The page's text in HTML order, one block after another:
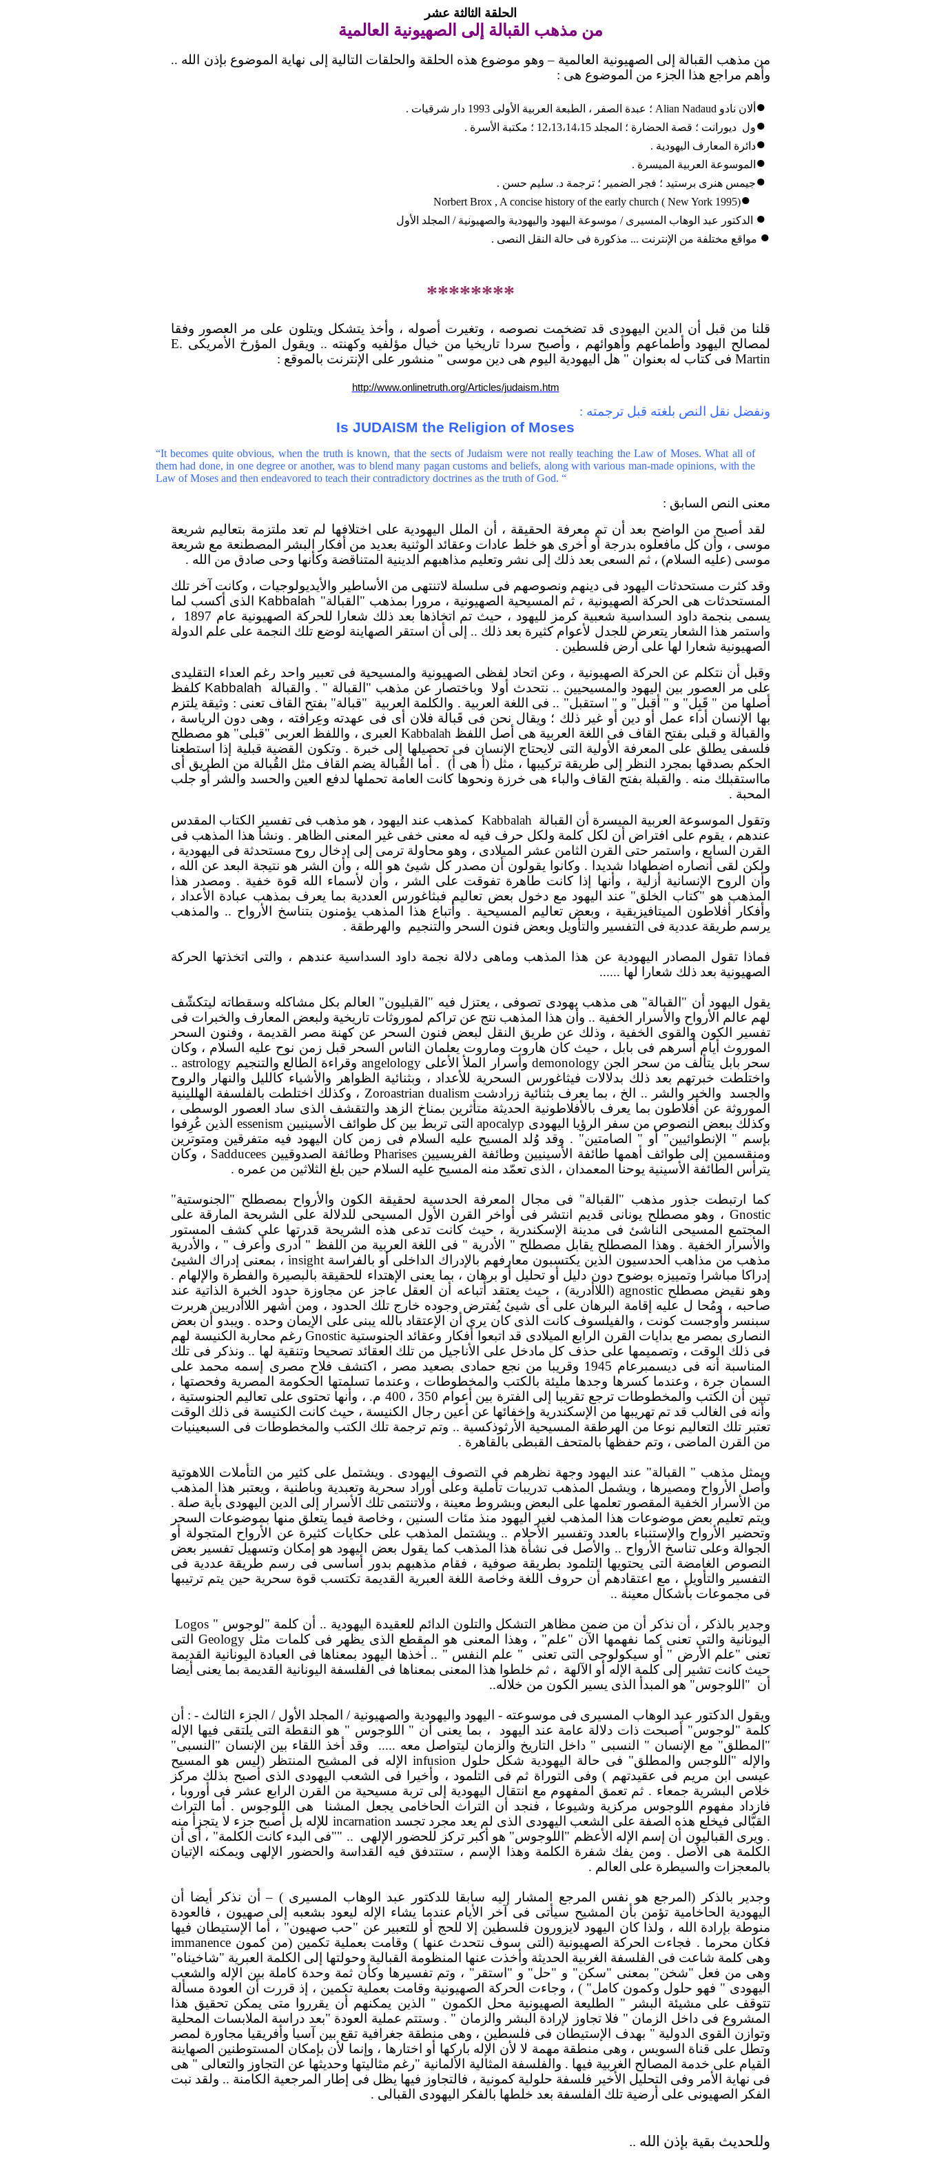
الحلقة الثالثة عشر
من مذهب القبالة إلى الصهيونية العالمية
من مذهب القبالة إلى الصهيونية العالمية – وهو موضوع هذه الحلقة والحلقات التالية إلى نهاية الموضوع بإذن الله ..
وأهم مراجع هذا الجزء من الموضوع هى :
● ألان نادو Alian Nadaud ؛ عبدة الصفر ، الطبعة العربية الأولى 1993 دار شرقيات .
●ول ديورانت ؛ قصة الحضارة ؛ المجلد 12،13،14،15 ؛ مكتبة الأسرة .
●دائرة المعارف اليهودية .
● الموسوعة العربية الميسرة .
●جيمس هنرى برستيد ؛ فجر الضمير ؛ ترجمة د. سليم حسن .
●
Norbert Brox , A concise history of the early church ( New York 1995)
● الدكتور عبد الوهاب المسيرى / موسوعة اليهود واليهودية والصهيونية / المجلد الأول
● مواقع مختلفة من الإنترنت ... مذكورة فى حالة النقل النصى .
********
قلنا من قبل أن الدين اليهودى قد تضخمت نصوصه ، وتغيرت أصوله ، وأخذ يتشكل ويتلون على مر العصور وفقا
لمصالح اليهود وأطماعهم وأهوائهم ، وأصبح سردا تاريخيا من خيال مؤلفيه وكهنته .. ويقول المؤرخ الأمريكى E.
Martin فى كتاب له بعنوان " هل اليهودية اليوم هى دين موسى " منشور على الإنترنت بالموقع :
http://www.onlinetruth.org/Articles/judaism.htm
ونفضل نقل النص بلغته قبل ترجمته :
Is JUDAISM the Religion of Moses
“It becomes quite obvious, when the truth is known, that the sects of Judaism were not really teaching the Law of Moses. What all of
them had done, in one degree or another, was to blend many pagan customs and beliefs, along with various man-made opinions, with the
Law of Moses and then endeavored to teach their contradictory doctrines as the truth of God. “
معنى النص السابق :
لقد أصبح من الواضح بعد أن تم معرفة الحقيقة ، أن الملل اليهودية على اختلافها لم تعد ملتزمة بتعاليم شريعة
موسى ، وأن كل مافعلوه بدرجة أو أخرى هو خلط عادات وعقائد الوثنية بعديد من أفكار البشر المصطنعة مع شريعة
موسى (عليه السلام) ، ثم السعى بعد ذلك إلى نشر وتعليم مذاهبهم الدينية المتناقضة وكأنها وحى صادق من الله .
وقد كثرت مستحدثات اليهود فى دينهم ونصوصهم فى سلسلة لاتنتهى من الأساطير والأيديولوجيات ، وكانت آخر تلك
المستحدثات هى الحركة الصهيونية ، ثم المسيحية الصهيونية ، مرورا بمذهب "القبالة" Kabbalah الذى أكسب لما
يسمى بنجمة داود السداسية شعبية كرمز لليهود ، حيث تم اتخاذها بعد ذلك شعارا للحركة الصهيونية عام 1897
،
واستمر هذا الشعار يتعرض للجدل لأعوام كثيرة بعد ذلك .. إلى أن استقر الصهاينة لوضع تلك النجمة على علم الدولة
الصهيونية شعارا لها على أرض فلسطين .
وقبل أن نتكلم عن الحركة الصهيونية ، وعن اتحاد لفظى الصهيونية والمسيحية فى تعبير واحد رغم العداء التقليدى
على مر العصور بين اليهود والمسيحيين .. نتحدث أولا
وباختصار عن مذهب "القبالة " . والقبالة Kabbalah كلفظ
أصلها من " قَبِل" و " أقبل" و " استقبل" .. فى اللغة العربية . والكلمة العربية
"قبالة" بفتح القاف تعنى : وثيقة يلتزم
بها الإنسان أداء عمل أو دين أو غير ذلك ؛ ويقال نحن فى قَبالة فلان أى فى عهدته وعِرافته ، وهى دون الرياسة ،
والقبالة و قبلى بفتح القاف فى اللغة العربية هى أصل اللفظ Kabbalah العبرى ، واللفظ العربى "قبلى" هو مصطلح
فلسفى يطلق على المعرفة الأولية التى لايحتاج الإنسان فى تحصيلها إلى خبرة . وتكون القضية قبلية إذا استطعنا
الحكم بصدقها بمجرد النظر إلى طريقة تركيبها ، مثل (أ هى أ)
. أما القُبالة يضم القاف مثل القُبالة من الطريق أى
مااستقبلك منه . والقبلة بفتح القاف والباء هى خرزة ونحوها كانت العامة تحملها لدفع العين والحسد والشر أو جلب
المحبة .
وتقول الموسوعة العربية الميسرة أن القبالة Kabbalah كمذهب عند اليهود ، هو مذهب فى تفسير الكتاب المقدس
عندهم ، يقوم على افتراض أن لكل كلمة ولكل حرف فيه له معنى خفى غير المعنى الظاهر . ونشأ هذا المذهب فى
القرن السابع ، واستمر حتى القرن الثامن عشر الميلادى ، وهو محاولة ترمى إلى إدخال روح مستحدثة فى اليهودية ،
ولكن لقى أنصاره اضطهادا شديدا . وكانوا يقولون أن مصدر كل شيئ هو الله ، وأن الشر هو نتيجة البعد عن الله ،
وأن الروح الإنسانية أزلية ، وأنها إذا كانت طاهرة تفوقت على الشر ، وأن لأسماء الله قوة خفية . ومصدر هذا
المذهب هو "كتاب الخلق" عند اليهود مع دخول بعض تعاليم فبثاغورس العددية بما يعرف بمذهب عبادة الأعداد ،
وأفكار أفلاطون الميتافيزيقية ، وبعض تعاليم المسيحية . وأتباع هذا المذهب يؤمنون بتناسخ الأرواح .. والمذهب
يرسم طريقة عددية فى التفسير والتأويل وبعض فنون السحر والتنجيم
والهرطقة .
فماذا تقول المصادر اليهودية عن هذا المذهب وماهى دلالة نجمة داود السداسية عندهم ، والتى اتخذتها الحركة
الصهيونية بعد ذلك شعارا لها ......
يقول اليهود أن "القبالة" هى مذهب يهودى تصوفى ، يعتزل فيه "القبليون" العالم بكل مشاكله وسقطاته ليتكشّف
لهم عالم الأرواح والأسرار الخفية .. وأن هذا المذهب نتج عن تراكم لموروثات تاريخية ولبعض المعارف والخبرات فى
تفسير الكون والقوى الخفية ، وذلك عن طريق النقل لبعض فنون السحر عن كهنة مصر القديمة ، وفنون السحر
الموروث أيام أسرهم فى بابل ، حيث كان هاروت وماروت يعلمان الناس السحر قبل زمن نوح عليه السلام ، وكان
سحر بابل يتألف من سحر الجن demonologyوأسرار الملأ الأعلىangelology وقراءة الطالع والتنجيم astrology
..
واختلطت خبرتهم بعد ذلك بدلالات فيثاغورس السحرية للأعداد ، وبثنائية الظواهر والأشياء كالليل والنهار والروح
والجسد
والخير والشر .. الخ ، بما يعرف بثنائية زرادشت Zoroastrian dualism ، وكذلك اختلطت بالفلسفة الهللينية
الموروثة عن أفلاطون بما يعرف بالأفلاطونية الحديثة متأثرين بمناخ الزهد والتقشف الذى ساد العصور الوسطى ،
وكذلك ببعض النصوص من سفر الرؤيا اليهودى apocalypالتى تربط بين كل طوائف الأسينيين essenism الذين عُرِفوا
بإسم " الإنطوائيين" أو " الصامتين" . وقد وُلد المسيح عليه السلام فى زمن كان اليهود فيه متفرقين ومتوترين
ومنقسمين إلى طوائف أهمها طائفة الأسينيين وطائفة الفريسيين Pharisesوطائفة الصدوقيين Sadducees ، وكان
يترأس الطائفة الأسينية يوحنا المعمدان ، الذى تعمّد منه المسيح عليه السلام حين بلغ الثلاثين من عمره .
كما ارتبطت جذور مذهب "القبالة" فى مجال المعرفة الحدسية لحقيقة الكون والأرواح بمصطلح "الجنوستية"
Gnostic ، وهو مصطلح يونانى قديم انتشر فى أواخر القرن الأول المسيحى للدلالة على الشريحة المارقة على
المجتمع المسيحى الناشئ فى مدينة الإسكندرية ، حيث كانت تدعى هذه الشريحة قدرتها على كشف المستور
والأسرار الخفية . وهذا المصطلح يقابل مصطلح " الأدرية " فى اللغة العربية من اللفظ " أدرى وأعرف " ، والأدرية
مذهب من مذاهب الحدسيون الذين يكتسبون معارفهم بالإدراك الداخلى أو بالفراسة insight ، بمعنى إدراك الشيئ
إدراكا مباشرا وتمييزه بوضوح دون دليل أو تحليل أو برهان ، بما يعنى الإهتداء للحقيقة بالبصيرة والفطرة والإلهام .
وهو نقيض مصطلحagnostic (اللاأدرية) ، حيث يعتقد أتباعه أن العقل عاجز عن مجاوزة حدود الخبرة الذاتية عند
صاحبه ، ومُحا ل عليه إقامة البرهان على أى شيئ يُفترض وجوده خارج تلك الحدود ، ومن أشهر اللاأدريين هربرت
سبنسر وأوجست كونت ، والفيلسوف كانت الذى كان يرى أن الإعتقاد بالله يبنى على الإيمان وحده . ويبدو أن بعض
النصارى بمصر مع بدايات القرن الرابع الميلادى قد اتبعوا أفكار وعقائد الجنوستية Gnosticرغم محاربة الكنيسة لهم
فى ذلك الوقت ، وتصميمها على حذف كل مادخل على الأناجيل من تلك العقائد تصحيحا وتنقية لها .. ونذكر فى تلك
المناسبة أنه فى ديسمبرعام 1945 وقريبا من نجع حمادى بصعيد مصر ، اكتشف فلاح مصرى إسمه محمد على
السمان جرة ، وعندما كسرها وجدها مليئة بالكتب والمخطوطات ، وعندما تسلمتها الحكومة المصرية وفحصتها ،
تبين أن الكتب والمخطوطات ترجع تقريبا إلى الفترة بين أعوام 350 ، 400 م. ، وأنها تحتوى على تعاليم الجنوستية ،
وأنه فى الغالب قد تم تهريبها من الإسكندرية وإخفائها عن أعين رجال الكنيسة ، حيث كانت الكنيسة فى ذلك الوقت
تعتبر تلك التعاليم نوعا من الهرطقة المسيحية الأرثوذكسية .. وتم ترجمة تلك الكتب والمخطوطات فى السبعينيات
من القرن الماضى ، وتم حفظها بالمتحف القبطى بالقاهرة .
ويمثل مذهب " القبالة" عند اليهود وجهة نظرهم فى التصوف اليهودى . ويشتمل على كثير من التأملات اللاهوتية
وأصل الأرواح ومصيرها ، ويشمل المذهب تدريبات تأملية وعلى أوراد سحرية وتعبدية وباطنية ، ويعتبر هذا المذهب
من الأسرار الخفية المقصور تعلمها على البعض وبشروط معينة ، ولاتنتمى تلك الأسرار إلى الدين اليهودى بأية صلة .
ويتم تعليم بعض موضوعات هذا المذهب لغير اليهود منذ مئات السنين ، وخاصة فيما يتعلق منها بموضوعات السحر
وتحضير الأرواح والإستنباء بالعدد وتفسير الأحلام .. ويشتمل المذهب على حكايات كثيرة عن الأرواح المتجولة أو
الجوالة وعلى تناسخ الأرواح .. والأصل فى نشأة هذا المذهب كما يقول بعض اليهود هو إمكان وتسهيل تفسير بعض
النصوص الغامضة التى يحتويها التلمود بطريقة صوفية ، فقام مذهبهم بدور أساسى فى رسم طريقة عددية فى
التفسير والتأويل ، مع اعتقادهم أن حروف اللغة وخاصة اللغة العبرية القديمة تكتسب قوة سحرية حين يتم ترتيبها
فى مجموعات بأشكال معينة ..
وجدير بالذكر ، أن نذكر أن من ضمن مظاهر التشكل والتلون الدائم للعقيدة اليهودية .. أن كلمة "لوجوس "Logos
اليونانية والتى تعنى كما نفهمها الآن "علم" ، وهذا المعنى هو المقطع الذى يظهر فى كلمات مثل Geologyالتى
تعنى "علم الأرض " أو سيكولوجى التى تعنى
" علم النفس " .. أخذها اليهود بمعناها فى العبادة اليونانية القديمة
حيث كانت تشير إلى كلمة الإله أو الآلهة ، ثم خلطوا هذا المعنى بمعناها فى الفلسفة اليونانية القديمة بما يعنى أيضا
أن "اللوجوس" هو المبدأ الذى يسير الكون من خلاله..
ويقول الدكتور عبد الوهاب المسيرى فى موسوعته - اليهود واليهودية والصهيونية / المجلد الأول / الجزء الثالث - : أن
كلمة "لوجوس" أصبحت ذات دلالة عامة عند اليهود
، بما يعنى أن " اللوجوس " هو النقطة التى يلتقى فيها الإله
"المطلق" مع الإنسان " النسبى " داخل التاريخ والزمان ليتواصل معه .....
وقد أخذ اللقاء بين الإنسان "النسبى"
والإله "اللوجس والمطلق" فى حالة اليهودية شكل حلول infusion الإله فى المشيح المنتظر (ليس هو المسيح
عيسى ابن مريم فى عقيدتهم ) وفى التوراة ثم فى التلمود ، وأخيرا فى الشعب اليهودى الذى أصبح بذلك مركز
خلاص البشرية جمعاء . ثم تعمق المفهوم مع انتقال اليهودية إلى تربة مسيحية من القرن الرابع عشر فى أوروبا ،
فازداد مفهوم اللوجوس مركزية وشيوعا ، فنجد أن التراث الحاخامى يجعل المشنا
هى اللوجوس . أما التراث
القبَّالى فيخلع هذه الصفة على الشعب اليهودى الذى لم يعد مجرد تجسد incarnation للإله بل أصبح جزء لا يتجزأ منه
. ويرى القباليون أن إسم الإله الأعظم "اللوجوس" هو أكبر تركز للحضور الإلهى .. ""فى البدء كانت الكلمة" ، أى أن
الكلمة هى الأصل . ومن يفك شفرة الكلمة وهذا الإسم ، ستتدفق فيه القداسة والحضور الإلهى ويمكنه الإتيان
بالمعجزات والسيطرة على العالم .
وجدير بالذكر (المرجع هو نفس المرجع المشار إليه سابقا للدكتور عبد الوهاب المسيرى ) – أن نذكر أيضا أن
اليهودية الحاخامية تؤمن بأن المشيح سيأتى فى آخر الأيام عندما يشاء الإله ليعود بشعبه إلى صهيون ، فالعودة
منوطة بإرادة الله ، ولذا كان اليهود لايزورون فلسطين إلا للحج أو للتعبير عن "حب صهيون" ، أما الإستيطان فيها
فكان محرما . فجاءت الحركة الصهيونية (التى سوف نتحدث عنها ) وقامت بعملية تكمين (من كمون immanence
وهى كلمة شاعت فى الفلسفة الغربية الحديثة وأخذت عنها المنظومة القبالية وحولتها إلى الكلمة العبرية "شاخيناه"
وهى من فعل "شخن" بمعنى "سكن" و "حل" و "استقر" ، وتم تفسيرها وكأن ثمة وحدة كاملة بين الإله والشعب
اليهودى " فهو حلول وكمون كامل" ) ، وجاءت الحركة الصهيونية وقامت بعملية تكمين ، إذ قررت أن العودة مسألة
تتوقف على مشيئة البشر " الطليعة الصهيونية محل الكمون " الذين يمكنهم أن يقرروا متى يمكن تحقيق هذا
المشروع فى داخل الزمان " فلا تجاوز لإرادة البشر والزمان " . وستتم عملية العودة "بعد دراسة الملابسات المحلية
وتوازن القوى الدولية " بهدف الإستيطان فى فلسطين ، وهى منطقة جغرافية تقع بين آسيا وأفريقيا مجاورة لمصر
وتطل على قناة السويس ، وهى منطقة مهمة لا لأن الإله باركها أو اختارها ، وإنما لأن بإمكان المستوطنين الصهاينة
القيام على خدمة المصالح الغربية فيها . والفلسفة المثالية الألمانية "رغم مثاليتها وحديثها عن التجاوز والتعالى " هى
فى نهاية الأمر وفى التحليل الأخير فلسفة حلولية كمونية ، فالتجاوز فيها يظل فى إطار المرجعية الكامنة .. ولقد نبت
الفكر الصهيونى على أرضية تلك الفلسفة بعد خلطها بالفكر اليهودى القبالى .
وللحديث بقية بإذن الله ..